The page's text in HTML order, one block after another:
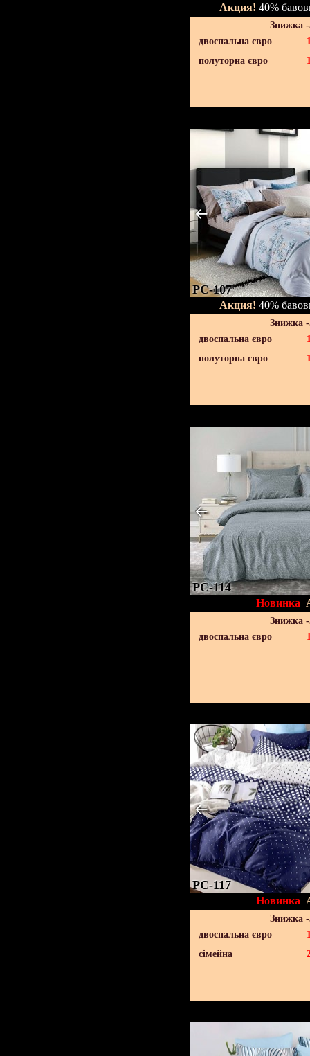
Акция! 40%
Знижка
двоспальна євро
полуторна євро
PC-107
Акция! 40%
Знижка
двоспальна євро
полуторна євро
PC-114
Новинка
Знижка
двоспальна євро
PC-117
Новинка
Знижка
двоспальна євро
сімейна